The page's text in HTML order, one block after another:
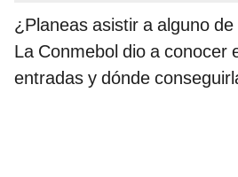
¿Planeas asistir a alguno
La Conmebol dio a conocer
entradas y dónde